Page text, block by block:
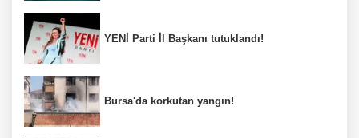
YENİ Parti İl Başkanı tutuklandı!
Bursa'da korkutan yangın!